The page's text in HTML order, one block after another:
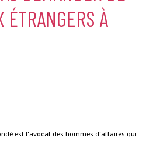
ÉTRANGERS À
est l’avocat des hommes d’affaires qui